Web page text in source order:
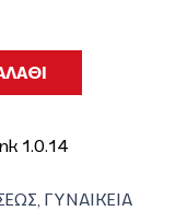
ΓΥΝΑΙΚΕΙΑ